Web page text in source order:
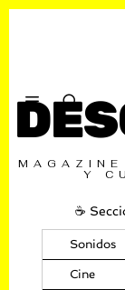
Y
☕️
Sonidos
Cine